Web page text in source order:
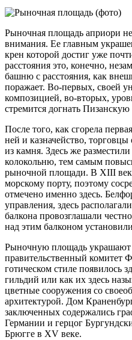
Рыночная площадь априори не
внимания. Ее главным
крен которой достиг уже
расстояния это, конечно,
башню с расстояния, как
поражает. Во-первых, своей
композицией, во-вторых,
стремится догнать
После того, как сгорела
ней и казначейство,
из камня. Здесь же
колокольню, тем самым
рыночной площади. В XIII
морскому порту, поэтому
отмечено именно здесь.
управления, здесь
балкона провозглашали
над этим балконом
Рыночную площадь украшают
правительственный комитет
готическом стиле появилось
гильдий или как их здесь
цветные сооружения со
архитектурой. Дом
заключенных содержались
Германии и герцог
Брюгге в XV веке.